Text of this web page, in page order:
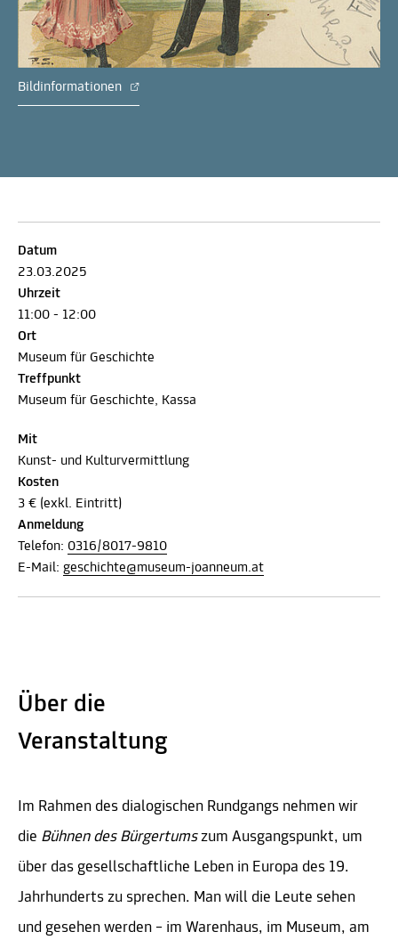
Bildinformationen
Datum
23.03.2025
Uhrzeit
11:00 - 12:00
Ort
Museum für Geschichte
Treffpunkt
Museum für Geschichte, Kassa
Mit
Kunst- und Kulturvermittlung
Kosten
3 € (exkl. Eintritt)
Anmeldung
Telefon: 0316/8017-9810
E-Mail: geschichte@museum-joanneum.at
Über die
Veranstaltung
Im Rahmen des dialogischen Rundgangs nehmen wir
die Bühnen des Bürgertumszum Ausgangspunkt, um
über das gesellschaftliche Leben in Europa des 19.
Jahrhunderts zu sprechen. Man will die Leute sehen
und gesehen werden – im Warenhaus, im Museum, am